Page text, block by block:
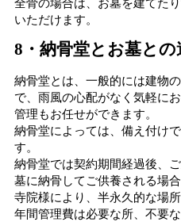
全骨の場合は、お墓を建てた
いただけます。
8・納骨堂とお墓との
納骨堂とは、一般的には建物
で、雨風の心配がなく気軽に
管理もお任せができます。
納骨堂によっては、備え付け
す。
納骨堂では契約期間経過後、
墓に納骨してご供養される場合
寺院様により、半永久的な場
年間管理費は必要な所、不要な